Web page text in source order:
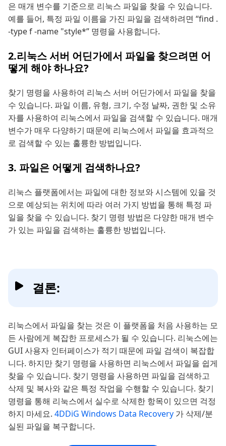
은 매개 변수를 기준으로 리눅스 파일을 찾을 수 있습니다.
예를 들어, 특정 파일 이름을 가진 파일을 검색하려면 “find .
-type f -name "style*” 명령을 사용합니다.
2.리눅스 서버 어딘가에서 파일을 찾으려면 어
떻게 해야 하나요?
찾기 명령을 사용하여 리눅스 서버 어딘가에서 파일을 찾을
수 있습니다. 파일 이름, 유형, 크기, 수정 날짜, 권한 및 소유
자를 사용하여 리눅스에서 파일을 검색할 수 있습니다. 매개
변수가 매우 다양하기 때문에 리눅스에서 파일을 효과적으
로 검색할 수 있는 훌륭한 방법입니다.
3. 파일은 어떻게 검색하나요?
리눅스 플랫폼에서는 파일에 대한 정보와 시스템에 있을 것
으로 예상되는 위치에 따라 여러 가지 방법을 통해 특정 파
일을 찾을 수 있습니다. 찾기 명령 방법은 다양한 매개 변수
가 있는 파일을 검색하는 훌륭한 방법입니다.
결론:
리눅스에서 파일을 찾는 것은 이 플랫폼을 처음 사용하는 모
든 사람에게 복잡한 프로세스가 될 수 있습니다. 리눅스에는
GUI 사용자 인터페이스가 적기 때문에 파일 검색이 복잡합
니다. 하지만 찾기 명령을 사용하면 리눅스에서 파일을 쉽게
찾을 수 있습니다. 찾기 명령을 사용하면 파일을 검색하고
삭제 및 복사와 같은 특정 작업을 수행할 수 있습니다. 찾기
명령을 통해 리눅스에서 실수로 삭제한 항목이 있으면 걱정
하지 마세요. 4DDiG Windows Data Recovery 가 삭제/분
실된 파일을 복구합니다.